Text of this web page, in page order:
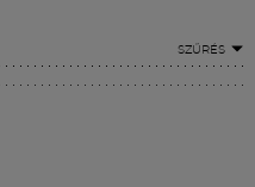
SZŰRÉS